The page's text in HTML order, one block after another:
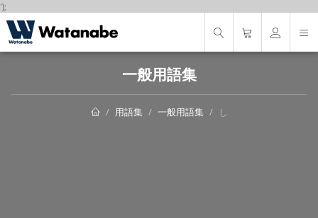
');
一般用語集
用語集 一般用語集 し